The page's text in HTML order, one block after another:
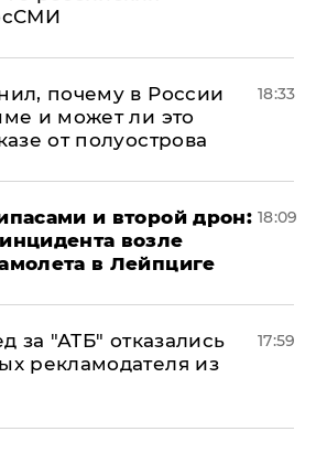
почему в России
и может ли это
от полуострова
18:33
и второй дрон:
возле
в Лейпциге
18:09
за "АТБ" отказались
рекламодателя из
17:59